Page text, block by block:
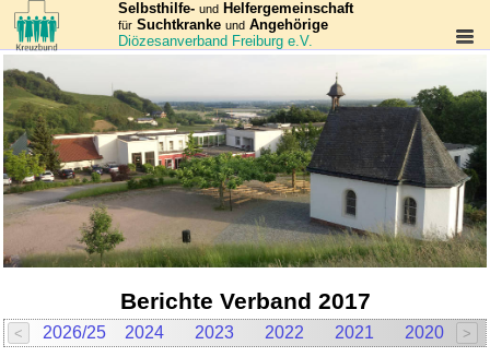
Selbsthilfe- und Helfergemeinschaft
für Suchtkranke und Angehörige
Diözesanverband Freiburg e.V.
Berichte Verband 2017
< 2026/25 2024 2023 2022 2021 2020 >